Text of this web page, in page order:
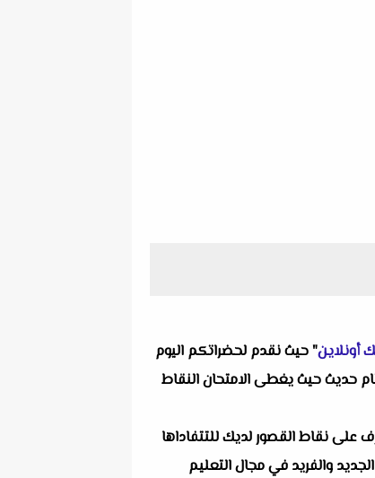
أونلاين" حيث نقدم لحضراتكم اليوم
اجتماعية للصف الثالث الإعدادي الترم الأول 2026 لتوجيه البحيرة نظام حديث حيث يغطى الامتحان النقاط
على نقاط القصور لديك للتتفاداها
والفريد في مجال التعليم